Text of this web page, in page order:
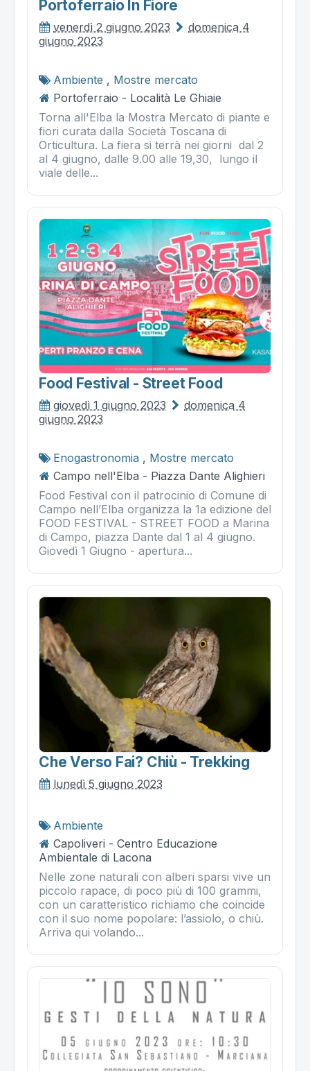
Portoferraio In Fiore
venerdì 2 giugno 2023
domenica 4
giugno 2023
Ambiente , Mostre mercato
Portoferraio - Località Le Ghiaie
Torna all'Elba la Mostra Mercato di piante e
fiori curata dalla Società Toscana di
Orticultura. La fiera si terrà nei giorni dal 2
al 4 giugno, dalle 9.00 alle 19,30, lungo il
viale delle...
Food Festival - Street Food
giovedì 1 giugno 2023
domenica 4
giugno 2023
Enogastronomia , Mostre mercato
Campo nell'Elba - Piazza Dante Alighieri
Food Festival con il patrocinio di Comune di
Campo nell’Elba organizza la 1a edizione del
FOOD FESTIVAL - STREET FOOD a Marina
di Campo, piazza Dante dal 1 al 4 giugno.
Giovedì 1 Giugno - apertura...
Che Verso Fai? Chiù - Trekking
lunedì 5 giugno 2023
Ambiente
Capoliveri - Centro Educazione
Ambientale di Lacona
Nelle zone naturali con alberi sparsi vive un
piccolo rapace, di poco più di 100 grammi,
con un caratteristico richiamo che coincide
con il suo nome popolare: l’assiolo, o chiù.
Arriva qui volando...